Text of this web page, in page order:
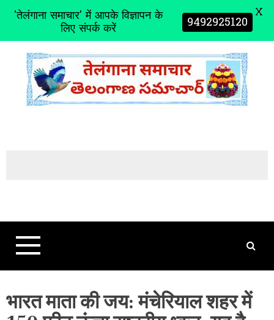
t
भारत माता की जय: मंचेरियाल शहर में
'तेलंगाना समाचार' में आपके विज्ञापन के
लिए संपर्क करें 9492925120 X